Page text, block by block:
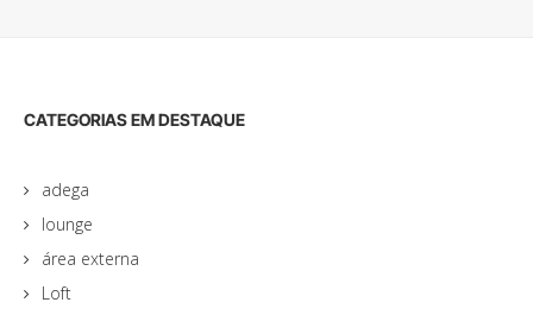
CATEGORIAS EM DESTAQUE
adega
lounge
área externa
Loft